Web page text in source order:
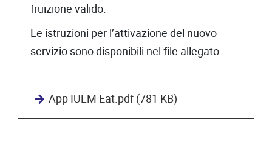
fruizione valido.
Le istruzioni per l’attivazione del nuovo
servizio sono disponibili nel file allegato.
App IULM Eat.pdf (781 KB)